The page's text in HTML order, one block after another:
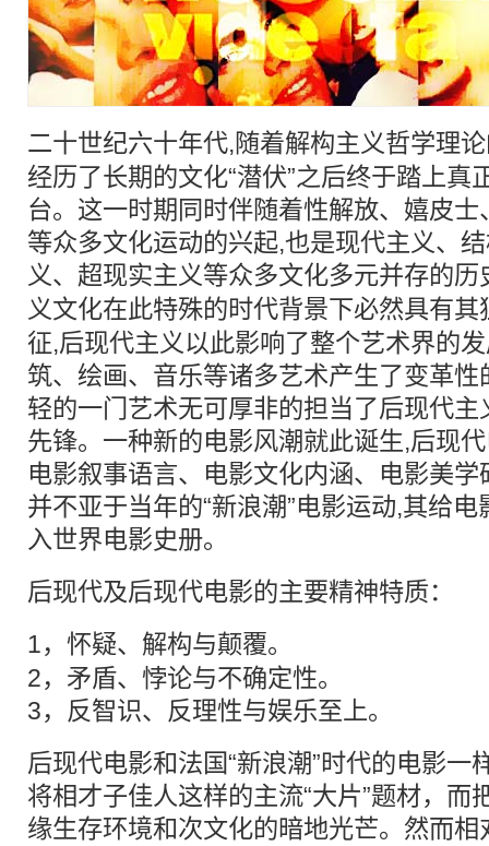
二十世纪六十年代,随着解构主义哲学理
经历了长期的文化“潜伏”之后终于踏上真
台。这一时期同时伴随着性解放、嬉皮
等众多文化运动的兴起,也是现代主义、
义、超现实主义等众多文化多元并存的历
义文化在此特殊的时代背景下必然具有其
征,后现代主义以此影响了整个艺术界的
筑、绘画、音乐等诸多艺术产生了变革
轻的一门艺术无可厚非的担当了后现代
先锋。一种新的电影风潮就此诞生,后现
电影叙事语言、电影文化内涵、电影美
并不亚于当年的“新浪潮”电影运动,其给
入世界电影史册。
后现代及后现代电影的主要精神特质：
1，怀疑、 解构与颠覆。
2，矛盾、悖论与不确定性。
3，反智识、反理性与娱乐至上。
后现代电影和法国“新浪潮”时代的电影一
将相才子佳人这样的主流“大片”题材，而
缘生存环境和次文化的暗地光芒。然而相